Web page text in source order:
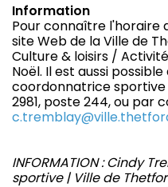
Information
Pour connaître l'horaire
site Web de la Ville de
Culture & loisirs /
Noël. Il est aussi
coordonnatrice sportive
2981, poste 244, ou par
INFORMATION : Cindy
sportive | Ville de